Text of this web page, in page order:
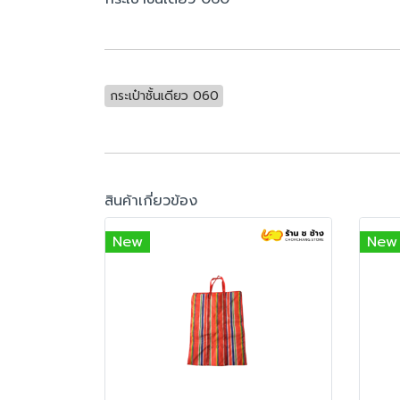
กระเป๋าชั้นเดียว 060
สินค้าเกี่ยวข้อง
New
New